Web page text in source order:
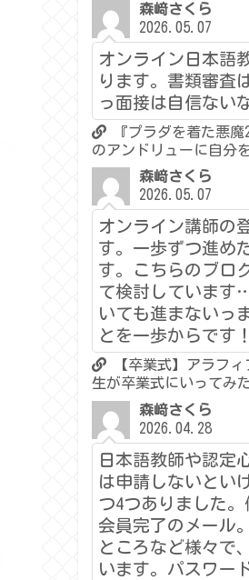
森﨑さくら
2026.05.07
オンライン日本語
ります。書類審査
っ面接は自信ない
『プラダを着た悪魔
のアンドリューに自分
森﨑さくら
2026.05.07
オンライン講師の
す。一歩ずつ進め
す。こちらのブロ
て検討しています
いても進まないっ
とを一歩からです！
【卒業式】アラフ
生が卒業式にいってみた
森﨑さくら
2026.04.28
日本語教師や認定
は申請しないとい
つ4つありました
会員完了のメール
ところなど様々で
います。パスワー